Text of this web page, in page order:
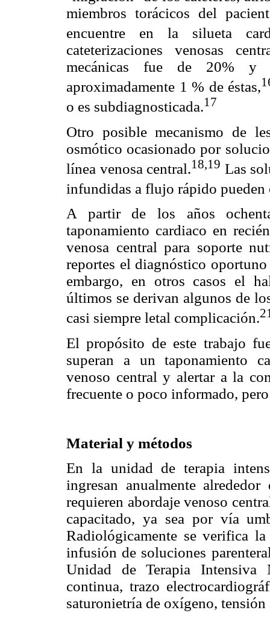
miembros torácicos del
encuentre en la silueta
cateterizaciones venosas
mecánicas fue de 20% y
aproximadamente 1 % de éstas,
o es subdiagnosticada.17
Otro posible mecanismo de
osmótico ocasionado por
línea venosa central.18,19 Las
infundidas a flujo rápido pueden
A partir de los años
taponamiento cardiaco en
venosa central para soporte
reportes el diagnóstico
embargo, en otros casos el
últimos se derivan algunos de
casi siempre letal complicación.
El propósito de este trabajo
superan a un taponamiento
venoso central y alertar a la
frecuente o poco informado,
Material y métodos
En la unidad de terapia
ingresan anualmente
requieren abordaje venoso
capacitado, ya sea por vía
Radiológicamente se verifica
infusión de soluciones
Unidad de Terapia Intensiva
continua, trazo
saturonietría de oxígeno,